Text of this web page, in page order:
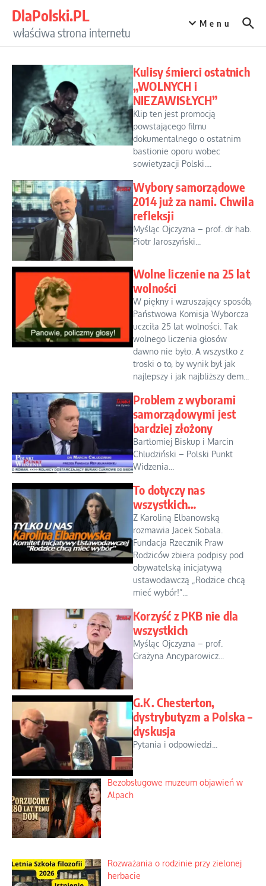
DlaPolski.PL
właściwa strona internetu
Menu
Kulisy śmierci ostatnich
„WOLNYCH i
NIEZAWISŁYCH”
Klip ten jest promocją
powstającego filmu
dokumentalnego o ostatnim
bastionie oporu wobec
sowietyzacji Polski....
Wybory samorządowe
2014 już za nami. Chwila
refleksji
Myśląc Ojczyzna – prof. dr hab.
Piotr Jaroszyński...
Wolne liczenie na 25 lat
wolności
W piękny i wzruszający sposób,
Państwowa Komisja Wyborcza
uczciła 25 lat wolności. Tak
wolnego liczenia głosów
dawno nie było. A wszystko z
troski o to, by wynik był jak
najlepszy i jak najbliższy dem...
Problem z wyborami
samorządowymi jest
bardziej złożony
Bartłomiej Biskup i Marcin
Chludziński – Polski Punkt
Widzenia...
To dotyczy nas
wszystkich…
Z Karoliną Elbanowską
rozmawia Jacek Sobala.
Fundacja Rzecznik Praw
Rodziców zbiera podpisy pod
obywatelską inicjatywą
ustawodawczą „Rodzice chcą
mieć wybór!”...
Korzyść z PKB nie dla
wszystkich
Myśląc Ojczyzna – prof.
Grażyna Ancyparowicz...
G.K. Chesterton,
dystrybutyzm a Polska –
dyskusja
Pytania i odpowiedzi...